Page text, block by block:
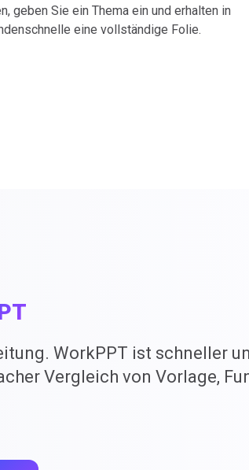
geben Sie ein Thema ein und erhalten in
eine vollständige Folie.
WorkPPT ist schneller
Vergleich von Vorlage,